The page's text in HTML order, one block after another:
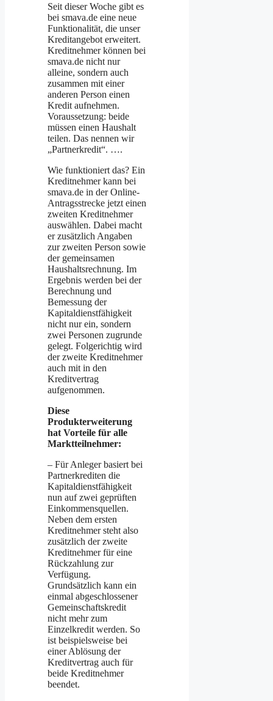
Seit dieser Woche gibt es
bei smava.de eine neue
Funktionalität, die unser
Kreditangebot erweitert.
Kreditnehmer können bei
smava.de nicht nur
alleine, sondern auch
zusammen mit einer
anderen Person einen
Kredit aufnehmen.
Voraussetzung: beide
müssen einen Haushalt
teilen. Das nennen wir
„Partnerkredit“. ….
Wie funktioniert das? Ein
Kreditnehmer kann bei
smava.de in der Online-
Antragsstrecke jetzt einen
zweiten Kreditnehmer
auswählen. Dabei macht
er zusätzlich Angaben
zur zweiten Person sowie
der gemeinsamen
Haushaltsrechnung. Im
Ergebnis werden bei der
Berechnung und
Bemessung der
Kapitaldienstfähigkeit
nicht nur ein, sondern
zwei Personen zugrunde
gelegt. Folgerichtig wird
der zweite Kreditnehmer
auch mit in den
Kreditvertrag
aufgenommen.
Diese
Produkterweiterung
hat Vorteile für alle
Marktteilnehmer:
– Für Anleger basiert bei
Partnerkrediten die
Kapitaldienstfähigkeit
nun auf zwei geprüften
Einkommensquellen.
Neben dem ersten
Kreditnehmer steht also
zusätzlich der zweite
Kreditnehmer für eine
Rückzahlung zur
Verfügung.
Grundsätzlich kann ein
einmal abgeschlossener
Gemeinschaftskredit
nicht mehr zum
Einzelkredit werden. So
ist beispielsweise bei
einer Ablösung der
Kreditvertrag auch für
beide Kreditnehmer
beendet.